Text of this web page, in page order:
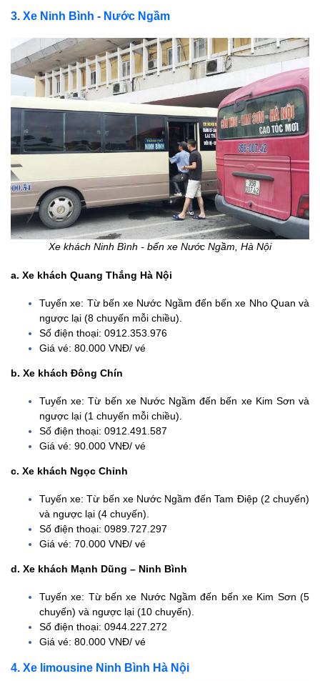
3. Xe Ninh Bình - Nước Ngầm
Xe khách Ninh Bình - bến xe Nước Ngầm, Hà Nội
a. Xe khách Quang Thắng Hà Nội
Tuyến xe: Từ bến xe Nước Ngầm đến bến xe Nho Quan và
ngược lại (8 chuyến mỗi chiều).
Số điện thoại: 0912.353.976
Giá vé: 80.000 VNĐ/ vé
b. Xe khách Đông Chín
Tuyến xe: Từ bến xe Nước Ngầm đến bến xe Kim Sơn và
ngược lại (1 chuyến mỗi chiều).
Số điện thoại: 0912.491.587
Giá vé: 90.000 VNĐ/ vé
c. Xe khách Ngọc Chỉnh
Tuyến xe: Từ bến xe Nước Ngầm đến Tam Điệp (2 chuyến)
và ngược lại (4 chuyến).
Số điện thoại: 0989.727.297
Giá vé: 70.000 VNĐ/ vé
d. Xe khách Mạnh Dũng – Ninh Bình
Tuyến xe: Từ bến xe Nước Ngầm đến bến xe Kim Sơn (5
chuyến) và ngược lại (10 chuyến).
Số điện thoại: 0944.227.272
Giá vé: 80.000 VNĐ/ vé
4. Xe limousine Ninh Bình Hà Nội